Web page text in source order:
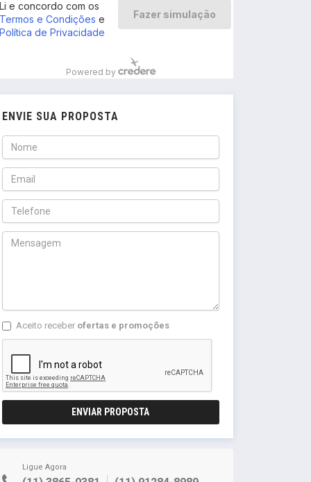
ENVIE SUA PROPOSTA
Aceito receber ofertas e promoções
ENVIAR PROPOSTA
Ligue Agora